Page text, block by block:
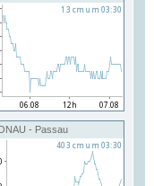
- Passau